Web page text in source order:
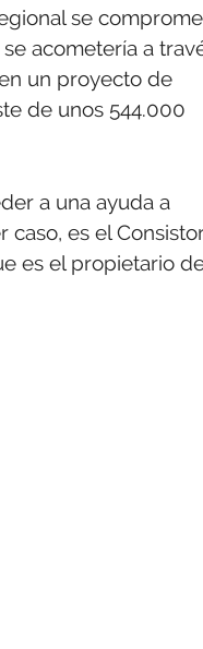
se
acometería a
un proyecto de
de unos 544.000
a una ayuda a
caso, es el
es el propietario